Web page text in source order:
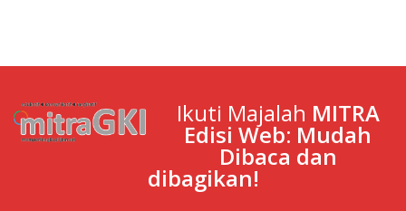
Ikuti Majalah MITRA
Edisi Web: Mudah
Dibaca dan
dibagikan!